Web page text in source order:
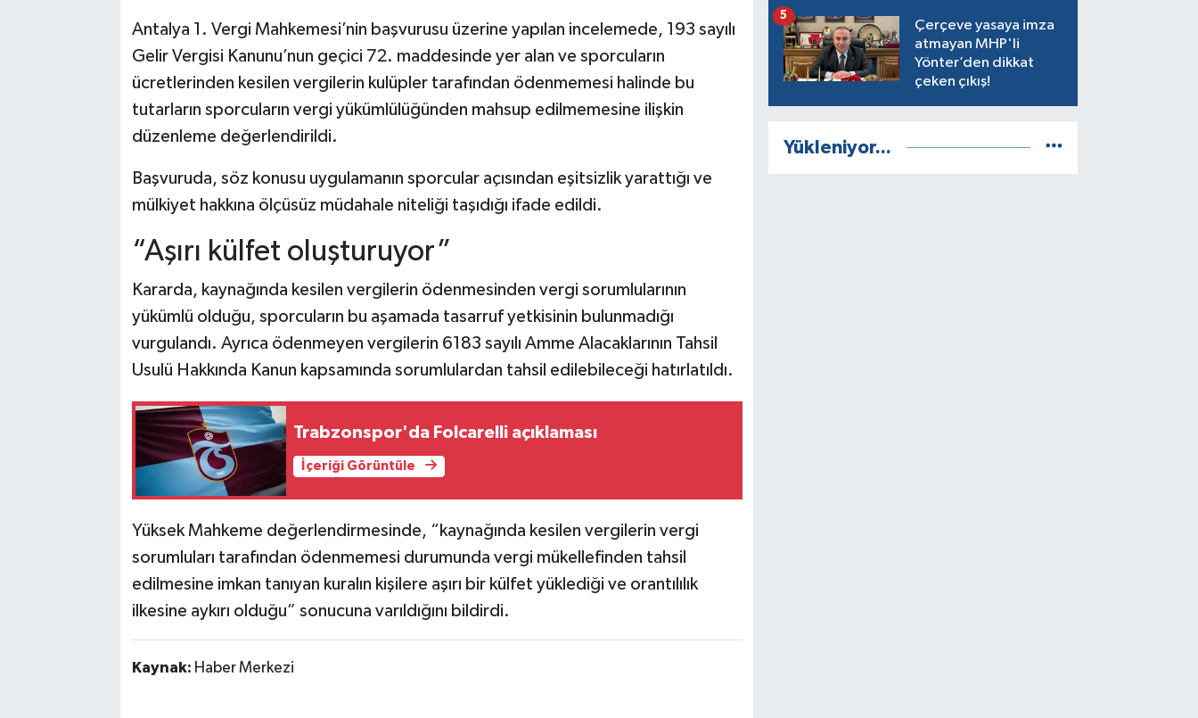
Antalya 1. Vergi Mahkemesi’nin başvurusu üzerine yapılan incelemede, 193 sayılı
Gelir Vergisi Kanunu’nun geçici 72. maddesinde yer alan ve sporcuların
ücretlerinden kesilen vergilerin kulüpler tarafından ödenmemesi halinde bu
tutarların sporcuların vergi yükümlülüğünden mahsup edilmemesine ilişkin
düzenleme değerlendirildi.
Başvuruda, söz konusu uygulamanın sporcular açısından eşitsizlik yarattığı ve
mülkiyet hakkına ölçüsüz müdahale niteliği taşıdığı ifade edildi.
“Aşırı külfet oluşturuyor”
Kararda, kaynağında kesilen vergilerin ödenmesinden vergi sorumlularının
yükümlü olduğu, sporcuların bu aşamada tasarruf yetkisinin bulunmadığı
vurgulandı. Ayrıca ödenmeyen vergilerin 6183 sayılı Amme Alacaklarının Tahsil
Usulü Hakkında Kanun kapsamında sorumlulardan tahsil edilebileceği hatırlatıldı.
Trabzonspor'da Folcarelli açıklaması
İçeriği Görüntüle
Yüksek Mahkeme değerlendirmesinde, “kaynağında kesilen vergilerin vergi
sorumluları tarafından ödenmemesi durumunda vergi mükellefinden tahsil
edilmesine imkan tanıyan kuralın kişilere aşırı bir külfet yüklediği ve orantılılık
ilkesine aykırı olduğu” sonucuna varıldığını bildirdi.
Kaynak: Haber Merkezi
Çerçeve yasaya imza
atmayan MHP'li
Yönter’den dikkat
çeken çıkış!
5
Yükleniyor...